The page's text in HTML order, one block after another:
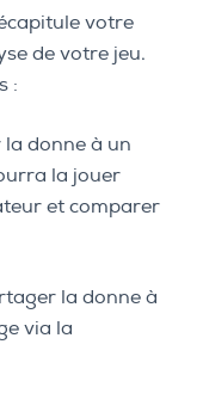
votre
de votre jeu.
:
donne à un
la jouer
et comparer
la donne à
via la